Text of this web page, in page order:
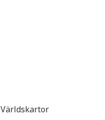
Världskartor